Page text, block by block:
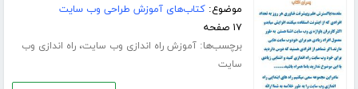
موضوع:کتاب‌های آموزش طراحی وب سایت
۱۷ صفحه
برچسب‌ها:آموزش راه اندازی وب سایت،راه اندازی وب
سایت